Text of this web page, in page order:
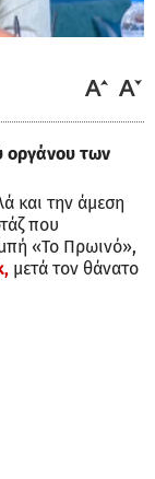
οργάνου των
και την άμεση
που
«Το Πρωινό»,
μετά τον θάνατο